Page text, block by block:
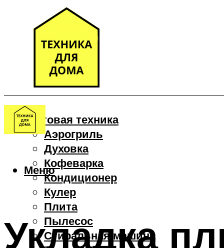
Бытовая техника
Аэрогриль
Духовка
Кофеварка
Кондиционер
Кулер
Плита
Пылесос
Стиральная машина
Меню
Укладка